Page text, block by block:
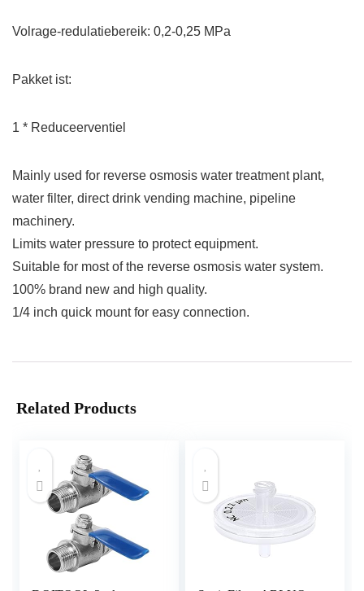
Volrage-redulatiebereik: 0,2-0,25 MPa
Pakket ist:
1 * Reduceerventiel
Mainly used for reverse osmosis water treatment plant,
water filter, direct drink vending machine, pipeline
machinery.
Limits water pressure to protect equipment.
Suitable for most of the reverse osmosis water system.
100% brand new and high quality.
1/4 inch quick mount for easy connection.
Related Products